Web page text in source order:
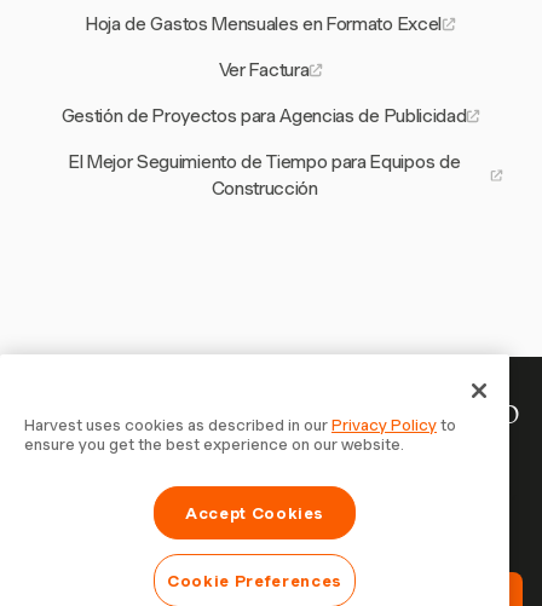
Hoja de Gastos Mensuales en Formato Excel
Ver Factura
Gestión de Proyectos para Agencias de Publicidad
El Mejor Seguimiento de Tiempo para Equipos de
Construcción
Tu tiempo merece ser registrado
— empieza ahora
Únete a más de 70.000 empresas que registran tiempo,
facturan a clientes y cobran más rápido con Harvest.
Prueba Harvest Gratis
Harvest uses cookies as described in ourPrivacy Policyto
ensure you get the best experience on our website.
Accept Cookies
Cookie Preferences